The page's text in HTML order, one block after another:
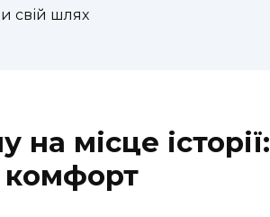
свій шлях
на місце історії:
комфорт